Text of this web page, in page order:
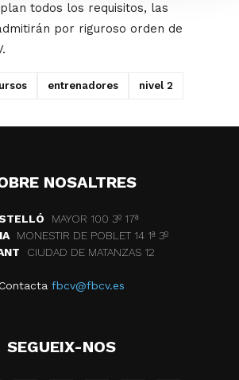
todos los requisitos, las
por riguroso orden de
entrenadores nivel 2
NOSALTRES
MAYOR 100 3º 17ª
MONESTIR DE POBLET 14 1ª 3º
CIUDAD DE MATANZAS 12
fbcv@fbcv.es
SEGUEIX-NOS